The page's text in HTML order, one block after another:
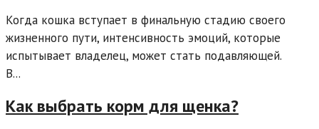
Когда кошка вступает в финальную стадию своего
жизненного пути, интенсивность эмоций, которые
испытывает владелец, может стать подавляющей.
В...
Как выбрать корм для щенка?